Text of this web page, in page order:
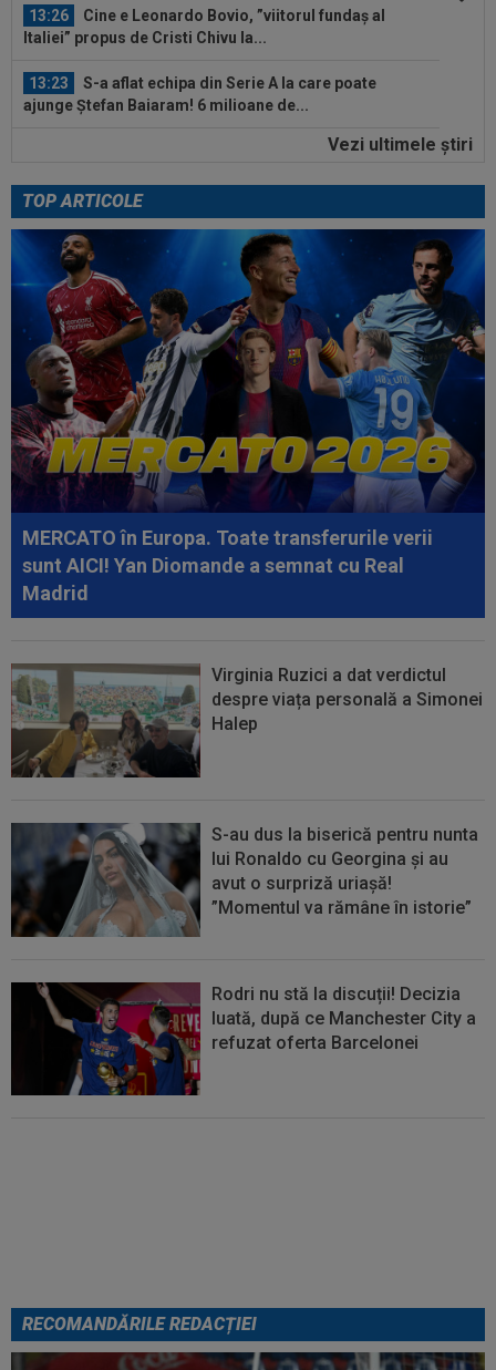
13:26
Cine e Leonardo Bovio, ”viitorul fundaș al
Italiei” propus de Cristi Chivu la...
13:23
S-a aflat echipa din Serie A la care poate
ajunge Ștefan Baiaram! 6 milioane de...
”Pachet de 6 cifre” + 50.000 de euro pentru
14:36 OFICIAL
România și-a anunțat lotul pentru
Campionatul European de la Zagreb
14:14 VIDEO
Rareș Pieleanu, campion la Curtea de
Argeș, după 6-2, 6-1 cu Giannicola Misasi
14:10 OFICIAL
Surpriză! Jucătorul dorit de Gigi
Becali, care ”poate juca la orice echipă din...
14:08 VIDEO
Radu Naum a rămas ”mască”, după ce
l-a auzit pe antrenorul de la FC Voluntari...
13:47
Antrenorul lui Union SG a dat verdictul, după ce
Darius Olaru a fost rezervă și...
Vezi ultimele ştiri
TOP ARTICOLE
MERCATO în Europa. Toate transferurile verii
sunt AICI! Yan Diomande a semnat cu Real
Madrid
Virginia Ruzici a dat verdictul
despre viața personală a Simonei
Halep
S-au dus la biserică pentru nunta
lui Ronaldo cu Georgina și au
avut o surpriză uriașă!
”Momentul va rămâne în istorie”
Rodri nu stă la discuții! Decizia
luată, după ce Manchester City a
refuzat oferta Barcelonei
RECOMANDĂRILE REDACȚIEI